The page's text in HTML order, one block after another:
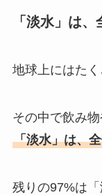
「淡水」は
地球上にはたく
その中で飲み
「淡水」は、
残りの97%は